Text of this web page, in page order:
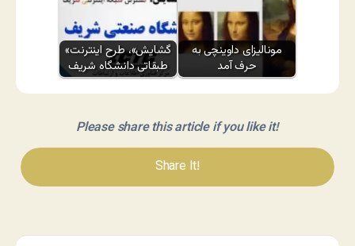
«گشایش»، طرح اینترنت
طبقاتی دانشگاه شریف
مونالیزای داوینچی به
حرف آمد
Please share this article if you like it!
Share It!